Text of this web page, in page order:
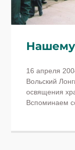
Нашему
16 апреля
Вольский
освящения
Вспоминаем